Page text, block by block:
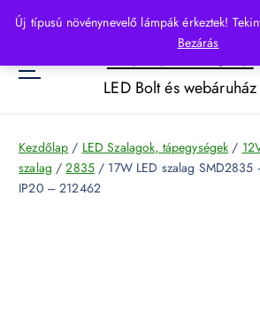
Új típusú növénynevelő lámpák érkeztek!
Bezárás
p
o
HelloLED.hu
LED Bolt és webáruház
Kezdőlap / LED Szalagok, tápegységek /
szalag /2835/ 17W LED szalag
IP20 – 212462